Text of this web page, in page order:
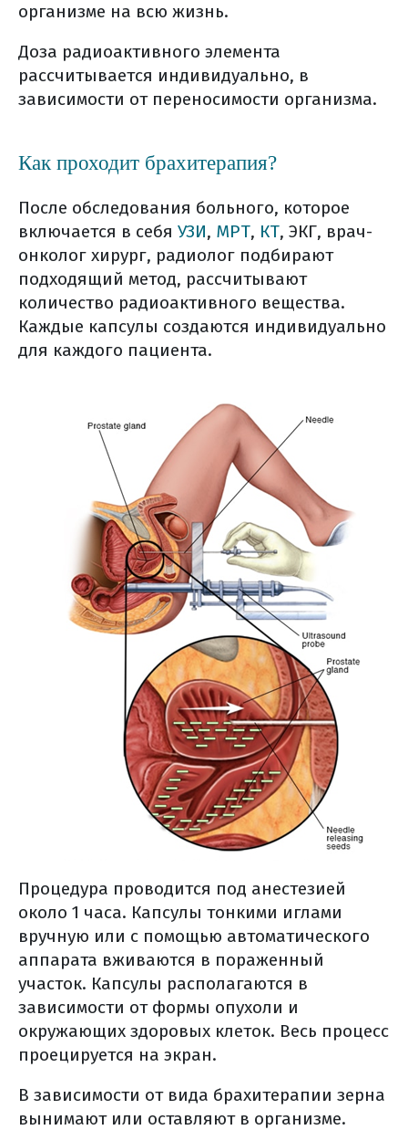
организме на всю жизнь.
Доза радиоактивного элемента
рассчитывается индивидуально, в
зависимости от переносимости организма.
Как проходит брахитерапия?
После обследования больного, которое
включается в себя УЗИ, МРТ, КТ, ЭКГ, врач-
онколог хирург, радиолог подбирают
подходящий метод, рассчитывают
количество радиоактивного вещества.
Каждые капсулы создаются индивидуально
для каждого пациента.
Процедура проводится под анестезией
около 1 часа. Капсулы тонкими иглами
вручную или с помощью автоматического
аппарата вживаются в пораженный
участок. Капсулы располагаются в
зависимости от формы опухоли и
окружающих здоровых клеток. Весь процесс
проецируется на экран.
В зависимости от вида брахитерапии зерна
вынимают или оставляют в организме.